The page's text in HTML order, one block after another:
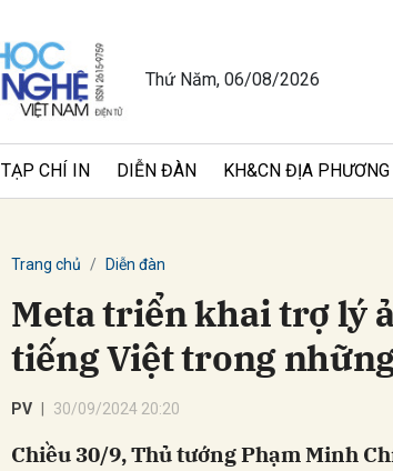
Thứ Năm, 06/08/2026
TẠP CHÍ IN DIỄN ĐÀN KH&CN ĐỊA PHƯƠNG
Trang chủ Diễn đàn
Meta triển khai trợ lý
tiếng Việt trong
PV 30/09/2024 20:20
Chiều 30/9, Thủ tướng Phạm Minh